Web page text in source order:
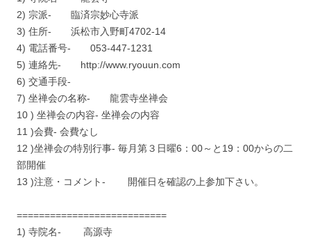
2) 宗派- 臨済宗妙心寺派
3) 住所- 浜松市入野町4702-14
4) 電話番号- 053-447-1231
5) 連絡先- http://www.ryouun.com
6) 交通手段-
7) 坐禅会の名称- 龍雲寺坐禅会
10 ) 坐禅会の内容- 坐禅会の内容
11 )会費- 会費なし
12 )坐禅会の特別行事- 毎月第３日曜6：00～と19：00からの二
部開催
13 )注意・コメント- 開催日を確認の上参加下さい。
===========================
1) 寺院名- 高源寺